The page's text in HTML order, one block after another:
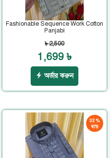
Fashionable Sequence Work Cotton
Panjabi
৳ 2,500
1,699 ৳
অর্ডার করুন
32 %
ছাড়